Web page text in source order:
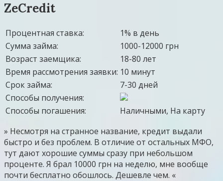
ZeCredit
Процентная ставка:
1% в день
Сумма займа:
1000-12000 грн
Возраст заемщика:
18-80 лет
Время рассмотрения заявки: 10 минут
Срок займа:
7-30 дней
Способы получения:
Способы погашения:
Наличными, На карту
» Несмотря на странное название, кредит выдали
быстро и без проблем. В отличие от остальных МФО,
тут дают хорошие суммы сразу при небольшом
проценте. Я брал 10000 грн на неделю, мне вообще
почти бесплатно обошлось. Дешевле чем. «